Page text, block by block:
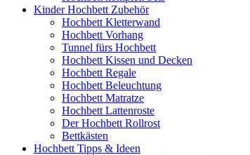
Kinder Hochbett Zubehör
Hochbett Kletterwand
Hochbett Vorhang
Tunnel fürs Hochbett
Hochbett Kissen und Decken
Hochbett Regale
Hochbett Beleuchtung
Hochbett Matratze
Hochbett Lattenroste
Der Hochbett Rollrost
Bettkästen
Hochbett Tipps & Ideen